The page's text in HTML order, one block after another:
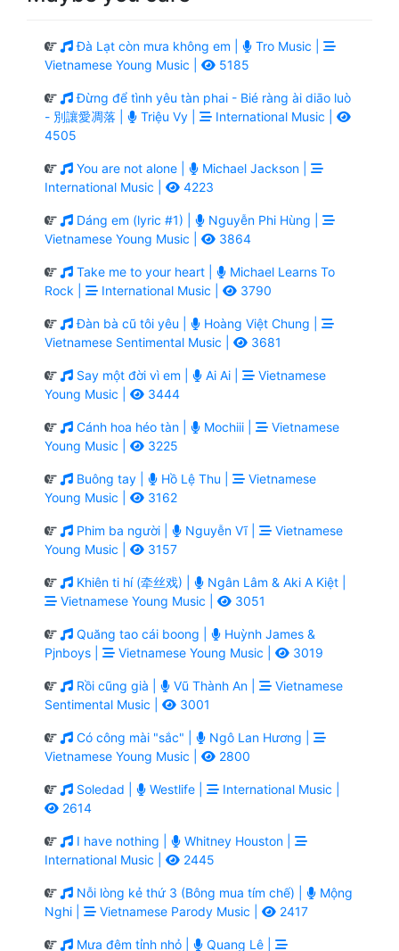
Đà Lạt còn mưa không em |
Tro Music |
Vietnamese Young Music |
5185
Đừng để tình yêu tàn phai - Bié ràng ài diāo luò
- 別讓愛凋落 |
Triệu Vy |
International Music |
4505
You are not alone |
Michael Jackson |
International Music |
4223
Dáng em (lyric #1) |
Nguyễn Phi Hùng |
Vietnamese Young Music |
3864
Take me to your heart |
Michael Learns To
Rock |
International Music | 3790
Đàn bà cũ tôi yêu |
Hoàng Việt Chung |
Vietnamese Sentimental Music |
3681
Say một đời vì em | Ai Ai |
Vietnamese
Young Music |
3444
Cánh hoa héo tàn | Mochiii |
Vietnamese
Young Music |
3225
Buông tay | Hồ Lệ Thu |
Vietnamese
Young Music |
3162
Phim ba người | Nguyễn Vĩ |
Vietnamese
Young Music |
3157
Khiên ti hí (牵丝戏) |
Ngân Lâm & Aki A Kiệt |
Vietnamese Young Music |
3051
Quăng tao cái boong |
Huỳnh James &
Pjnboys |
Vietnamese Young Music | 3019
Rồi cũng già | Vũ Thành An |
Vietnamese
Sentimental Music |
3001
Có công mài "sắc" |
Ngô Lan Hương |
Vietnamese Young Music |
2800
Soledad | Westlife |
International Music |
2614
I have nothing |
Whitney Houston |
International Music |
2445
Nỗi lòng kẻ thứ 3 (Bông mua tím chế) |
Mộng
Nghi |
Vietnamese Parody Music | 2417
Mưa đêm tỉnh nhỏ | Quang Lê |